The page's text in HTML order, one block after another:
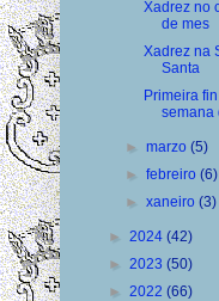
Xadrez no
de mes
Xadrez na
Santa
Primeira
semana
►marzo(5)
►febreiro(6)
►xaneiro(3)
► 2024 (42)
► 2023 (50)
► 2022 (66)